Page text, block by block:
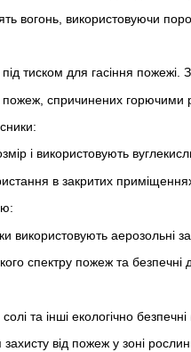
вогонь, використовуючи
тиском для гасіння
пожеж, спричинених
і використовують
в закритих
використовують аерозольні
спектру пожеж та безпечні
та інші екологічно
від пожеж у зоні